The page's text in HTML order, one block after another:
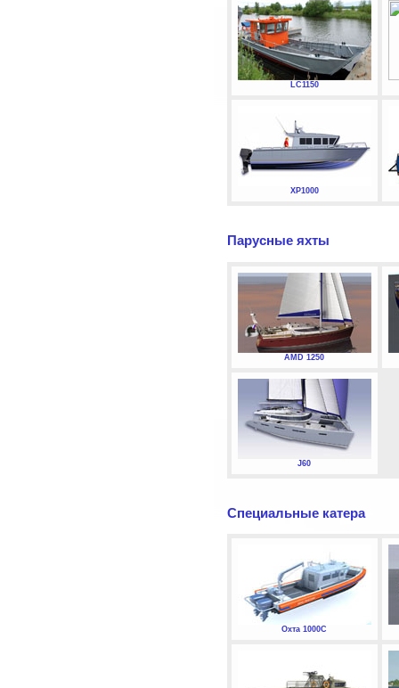
LC1150
XP1000
Парусные яхты
AMD 1250
J60
Специальные катера
Охта 1000С